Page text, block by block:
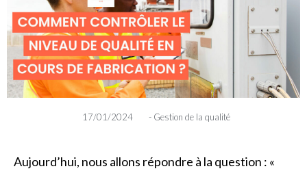
17/01/2024 - Gestion de la qualité
Aujourd’hui, nous allons répondre à la question : «